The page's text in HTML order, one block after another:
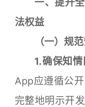
一、提升全
法权益
（一）规范
1.确保知情
App应遵循公开
完整地明示开